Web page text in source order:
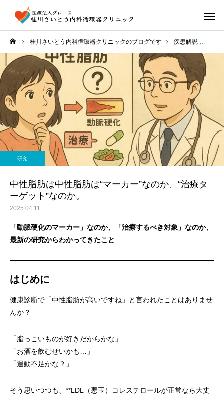
桂川さいとう内科循環器クリニックのブログです 疾患解説
研究
中性脂肪は中性脂肪は“マーカー”なのか、“治療タ
ーゲット”なのか。
2025.04.11
「動脈硬化のマーカー」なのか、「治療するべき対象」なのか、
最新の研究からわかってきたこと
はじめに
健康診断で「中性脂肪が高いですね」と言われたことはありませ
んか？
「脂っこいものが好きだからかな」
「お酒を飲むせいかも…」
「運動不足かな？」
そう思いつつも、**LDL（悪玉）コレステロールが正常なら大丈